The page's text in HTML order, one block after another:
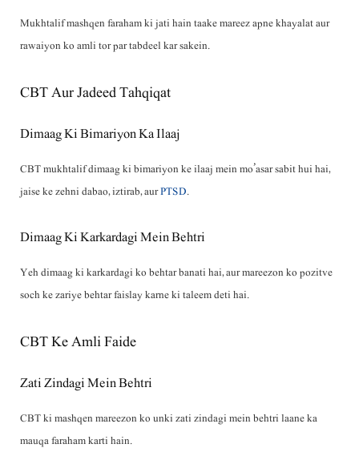
Mukhtalif mashqen faraham ki jati hain taake mareez apne khayalat aur
rawaiyon ko amli tor par tabdeel kar sakein.
CBT Aur Jadeed Tahqiqat
Dimaag Ki Bimariyon Ka Ilaaj
CBT mukhtalif dimaag ki bimariyon ke ilaaj mein mo’asar sabit hui hai,
jaise ke zehni dabao, iztirab, aurPTSD.
Dimaag Ki Karkardagi Mein Behtri
Yeh dimaag ki karkardagi ko behtar banati hai, aur mareezon ko pozitve
soch ke zariye behtar faislay karne ki taleem deti hai.
CBT Ke Amli Faide
Zati Zindagi Mein Behtri
CBT ki mashqen mareezon ko unki zati zindagi mein behtri laane ka
mauqa faraham karti hain.